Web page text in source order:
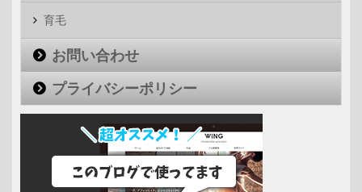
育毛
お問い合わせ
プライバシーポリシー